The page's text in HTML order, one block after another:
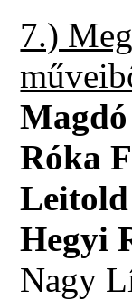
7.)
Róka
Hegyi
Nagy